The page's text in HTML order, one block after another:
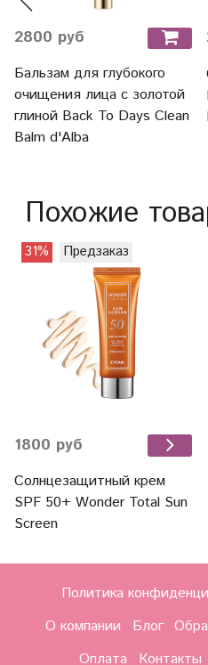
2800 руб
Бальзам для глубокого
очищения лица с золотой
глиной Back To Days Clean
Balm d'Alba
Похожие
31% Предзаказ
1800 руб
Солнцезащитный крем
SPF 50+ Wonder Total Sun
Screen
Политика
О компании
Блог
Оплата
Контакты